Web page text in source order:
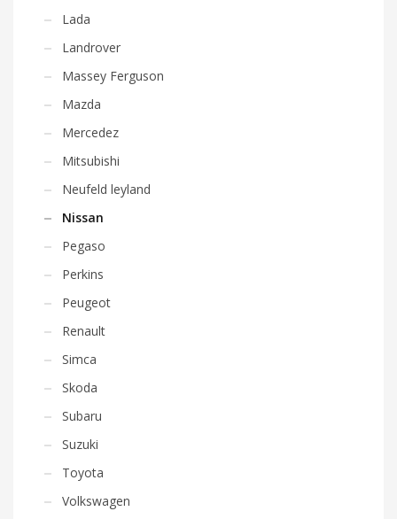
Lada
Landrover
Massey Ferguson
Mazda
Mercedez
Mitsubishi
Neufeld leyland
Nissan
Pegaso
Perkins
Peugeot
Renault
Simca
Skoda
Subaru
Suzuki
Toyota
Volkswagen